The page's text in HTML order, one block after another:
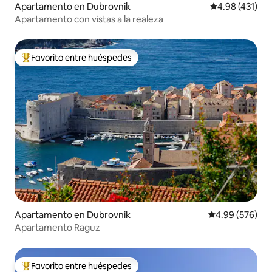
Apartamento en Dubrovnik Calificación
4.98 (431)
Apartamento con vistas a la realeza
Favorito entre huéspedes preferido
Favorito entre huéspedes
Apartamento en Dubrovnik Calificación
4.99 (576)
Apartamento Raguz
Favorito entre huéspedes